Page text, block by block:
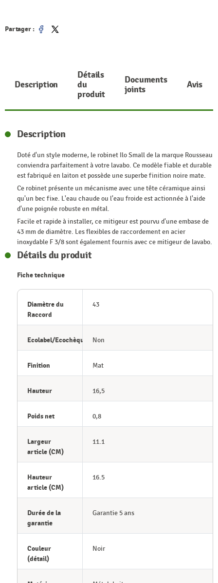
Partager :
Partager
Tweet
Description
Détails
du
produit
Documents
joints
Avis
Description
Doté d'un style moderne, le robinet Ilo Small de la marque Rousseau
conviendra parfaitement à votre lavabo. Ce modèle fiable et durable
est fabriqué en laiton et possède une superbe finition noire mate.
Ce robinet présente un mécanisme avec une tête céramique ainsi
qu'un bec fixe. L'eau chaude ou l'eau froide est actionnée à l'aide
d'une poignée robuste en métal.
Facile et rapide à installer, ce mitigeur est pourvu d'une embase de
43 mm de diamètre. Les flexibles de raccordement en acier
inoxydable F 3/8 sont également fournis avec ce mitigeur de lavabo.
Détails du produit
Fiche technique
Diamètre du
Raccord
43
Ecolabel/Ecochèque Non
Finition Mat
Hauteur 16,5
Poids net 0,8
Largeur
article (CM)
11.1
Hauteur
article (CM)
16.5
Durée de la
garantie
Garantie 5 ans
Couleur
(détail)
Noir